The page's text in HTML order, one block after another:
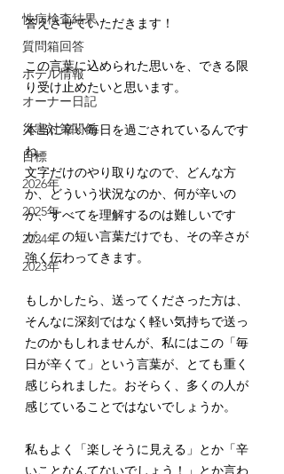
性病検査結果
質問箱回答
ホテル情報
オーナー日記
災害対策関係
目標
2026年
2025年
2024年
2023年
答えさせていただきます！
この言葉に込められた思いを、できる限
り受け止めたいと思います。
本当に辛い毎日を過ごされているんです
ね。
文字だけのやり取りなので、どんな方
か、どういう状況なのか、何が辛いの
か、すべてを理解するのは難しいです
が、この短い言葉だけでも、その辛さが
強く伝わってきます。
もしかしたら、送ってくださった方は、
そんなに深刻ではなく軽い気持ちで送っ
たのかもしれませんが、私にはこの「毎
日が辛くて」という言葉が、とても重く
感じられました。おそらく、多くの人が
感じていることではないでしょうか。
私もよく「楽しそうに見える」とか「辛
いことなんてないでしょう！」とか言わ